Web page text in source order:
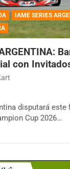
IAME SERIES
con
disputará este
Cup 2026…